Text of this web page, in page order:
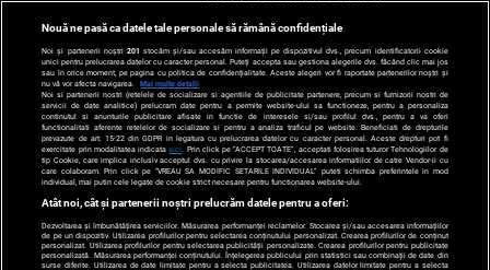
SPORT
Nouă ne pasă ca datele tale personale să rămână confidențiale
Noi și partenerii noștri 201 stocăm și/sau accesăm informații pe dispozitivul dvs., precum identificatorii cookie
unici pentru prelucrarea datelor cu caracter personal. Puteți accepta sau gestiona alegerile dvs. făcând clic mai jos
sau în orice moment, pe pagina cu politica de confidențialitate. Aceste alegeri vor fi raportate partenerilor noștri și
nu vă vor afecta navigarea.
Mai multe detalii
Noi si partenerii nostri (retelele de socializare si agentiile de publicitate partenere, precum si furnizorii nostri de
servicii de date analitice) prelucram date pentru a permite website-ului sa functioneze, pentru a personaliza
continutul si anunturile publicitare afisate in functie de interesele si/sau profilul dvs., pentru a va oferi
functionalitati aferente retelelor de socializare si pentru a analiza traficul pe website. Beneficiati de drepturile
prevazute de art. 15-22 din GDPR in legatura cu prelucrarea datelor cu caracter personal. Aceste drepturi pot fi
exercitate prin modalitatea indicataaici . Prin click pe “ACCEPT TOATE”, acceptati folosirea tuturor Tehnologiilor de
tip Cookie, care implica inclusiv acceptul dvs. cu privire la stocarea/accesarea informatiilor de catre Vendor-ii cu
care colaboram. Prin click pe “VREAU SA MODIFIC SETARILE INDIVIDUAL” puteti schimba preferintele in mod
individual, mai putin cele legate de cookie strict necesare pentru functionarea website-ului.
Atât noi, cât și partenerii noștri prelucrăm datele pentru a oferi:
Dezvoltarea și îmbunătățirea serviciilor. Măsurarea performanței reclamelor. Stocarea și/sau accesarea informațiilor
de pe un dispozitiv. Utilizarea profilurilor pentru selectarea conținutului personalizat. Crearea profilurilor de conținut
personalizat. Utilizarea profilurilor pentru selectarea publicității personalizate. Crearea profilurilor pentru publicitate
personalizată. Măsurarea performanței conținutului. Înțelegerea publicului prin statistici sau combinații de date din
surse diferite. Utilizarea de date limitate pentru a selecta publicitatea. Utilizarea datelor limitate pentru a selecta